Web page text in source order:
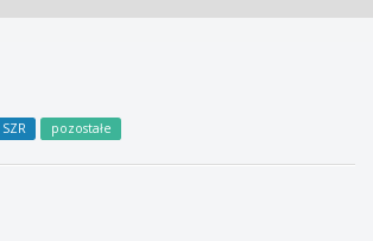
SZR pozostałe